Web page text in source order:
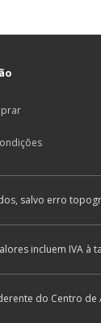
salvo erro
incluem IVA à
do Centro